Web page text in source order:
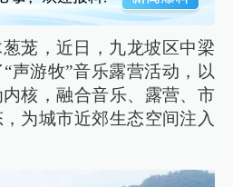
茏，近日，九龙坡区中梁
声游牧”音乐露营活动，以
核，融合音乐、露营、市
为城市近郊生态空间注入